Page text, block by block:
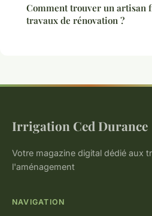
Comment trouver un artisan
travaux de rénovation ?
Irrigation Ced Durance
Votre magazine digital dédié aux
l'aménagement
NAVIGATION